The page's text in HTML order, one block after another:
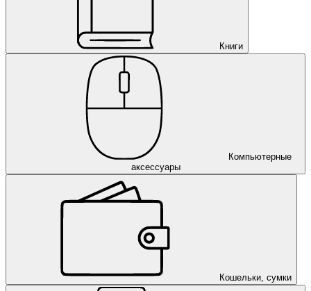
Книги
Компьютерные
аксессуары
Кошельки, сумки